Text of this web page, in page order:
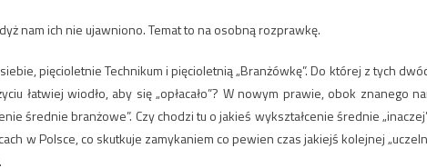
nam ich nie ujawniono. Temat to na osobną rozprawkę.
pięcioletnie Technikum i pięcioletnią „Branżówkę”. Do której z tych
łatwiej wiodło, aby się „opłacało”? W nowym prawie, obok znanego
średnie branżowe”. Czy chodzi tu o jakieś wykształcenie średnie
w Polsce, co skutkuje zamykaniem co pewien czas jakiejś kolejnej